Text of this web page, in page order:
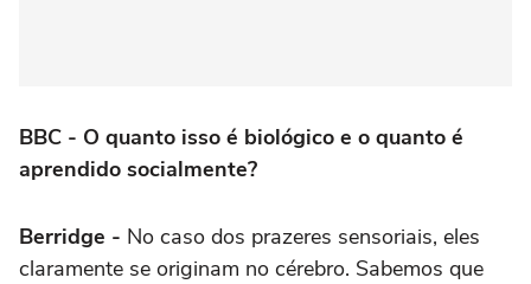
BBC - O quanto isso é biológico e o quanto é
aprendido socialmente?
Berridge - No caso dos prazeres sensoriais, eles
claramente se originam no cérebro. Sabemos que